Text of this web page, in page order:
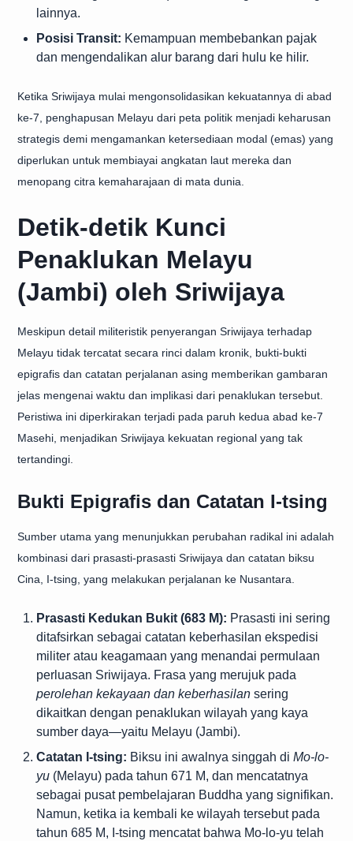
lainnya.
Posisi Transit: Kemampuan membebankan pajak
dan mengendalikan alur barang dari hulu ke hilir.
Ketika Sriwijaya mulai mengonsolidasikan kekuatannya di abad
ke-7, penghapusan Melayu dari peta politik menjadi keharusan
strategis demi mengamankan ketersediaan modal (emas) yang
diperlukan untuk membiayai angkatan laut mereka dan
menopang citra kemaharajaan di mata dunia.
Detik-detik Kunci
Penaklukan Melayu
(Jambi) oleh Sriwijaya
Meskipun detail militeristik penyerangan Sriwijaya terhadap
Melayu tidak tercatat secara rinci dalam kronik, bukti-bukti
epigrafis dan catatan perjalanan asing memberikan gambaran
jelas mengenai waktu dan implikasi dari penaklukan tersebut.
Peristiwa ini diperkirakan terjadi pada paruh kedua abad ke-7
Masehi, menjadikan Sriwijaya kekuatan regional yang tak
tertandingi.
Bukti Epigrafis dan Catatan I-tsing
Sumber utama yang menunjukkan perubahan radikal ini adalah
kombinasi dari prasasti-prasasti Sriwijaya dan catatan biksu
Cina, I-tsing, yang melakukan perjalanan ke Nusantara.
Prasasti Kedukan Bukit (683 M): Prasasti ini sering
ditafsirkan sebagai catatan keberhasilan ekspedisi
militer atau keagamaan yang menandai permulaan
perluasan Sriwijaya. Frasa yang merujuk pada
perolehan kekayaan dan keberhasilan sering
dikaitkan dengan penaklukan wilayah yang kaya
sumber daya—yaitu Melayu (Jambi).
Catatan I-tsing: Biksu ini awalnya singgah di Mo-lo-
yu (Melayu) pada tahun 671 M, dan mencatatnya
sebagai pusat pembelajaran Buddha yang signifikan.
Namun, ketika ia kembali ke wilayah tersebut pada
tahun 685 M, I-tsing mencatat bahwa Mo-lo-yu telah